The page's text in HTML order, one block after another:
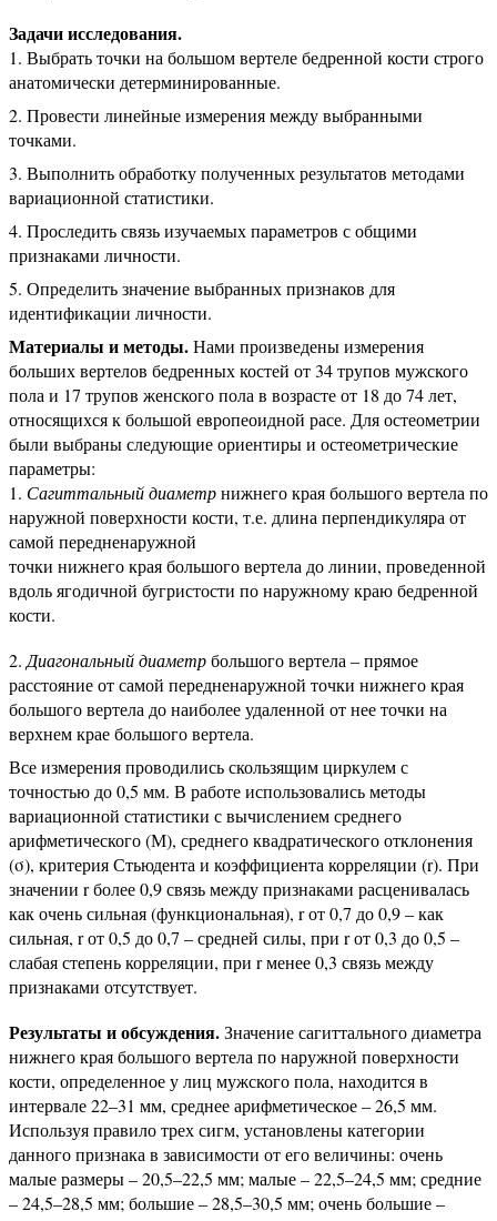
Задачи исследования.
Выбрать точки на большом вертеле бедренной кости строго
анатомически детерминированные.
Провести линейные измерения между выбранными
точками.
Выполнить обработку полученных результатов методами
вариационной статистики.
Проследить связь изучаемых параметров с общими
признаками личности.
Определить значение выбранных признаков для
идентификации личности.
Материалы и методы.Нами произведены измерения
больших вертелов бедренных костей от 34 трупов мужского
пола и 17 трупов женского пола в возрасте от 18 до 74 лет,
относящихся к большой европеоидной расе. Для остеометрии
были выбраны следующие ориентиры и остеометрические
параметры:
Сагиттальный диаметрнижнего края большого вертела по
наружной поверхности кости, т.е. длина перпендикуляра от
самой передненаружной
точки нижнего края большого вертела до линии, проведенной
вдоль ягодичной бугристости по наружному краю бедренной
кости.
Диагональный диаметрбольшого вертела – прямое
расстояние от самой передненаружной точки нижнего края
большого вертела до наиболее удаленной от нее точки на
верхнем крае большого вертела.
Все измерения проводились скользящим циркулем с
точностью до 0,5 мм. В работе использовались методы
вариационной статистики с вычислением среднего
арифметического (М), среднего квадратического отклонения
(σ), критерия Стьюдента и коэффициента корреляции (r). При
значении r более 0,9 связь между признаками расценивалась
как очень сильная (функциональная), r от 0,7 до 0,9 – как
сильная, r от 0,5 до 0,7 – средней силы, при r от 0,3 до 0,5 –
слабая степень корреляции, при r менее 0,3 связь между
признаками отсутствует.
Результаты и обсуждения.Значение сагиттального диаметра
нижнего края большого вертела по наружной поверхности
кости, определенное у лиц мужского пола, находится в
интервале 22–31 мм, среднее арифметическое – 26,5 мм.
Используя правило трех сигм, установлены категории
данного признака в зависимости от его величины: очень
малые размеры – 20,5–22,5 мм; малые – 22,5–24,5 мм; средние
– 24,5–28,5 мм; большие – 28,5–30,5 мм; очень большие –